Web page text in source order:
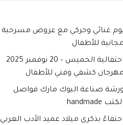
يوم غنائي وحركي مع عروض مسرحية
مجانية للأطفال
احتفالية الخميس – 20 نوفمبر 2025
مهرجان كشفي وفني للأطفال
ورشة صناعة البوك مارك فواصل
الكتب handmade
احتفاءً بذكرى ميلاد عميد الأدب العربي